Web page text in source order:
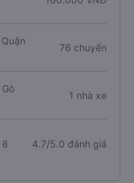
76 chuyến
1 nhà xe
8 4.7/5.0 đánh giá